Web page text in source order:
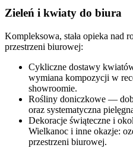
Zieleń i kwiaty do biura
Kompleksowa, stała opieka nad
przestrzeni biurowej:
Cykliczne dostawy
wymiana kompozycji w
showroomie.
Rośliny doniczkowe —
oraz systematyczna
Dekoracje świąteczne i
Wielkanoc i inne okazje:
przestrzeni biurowej.